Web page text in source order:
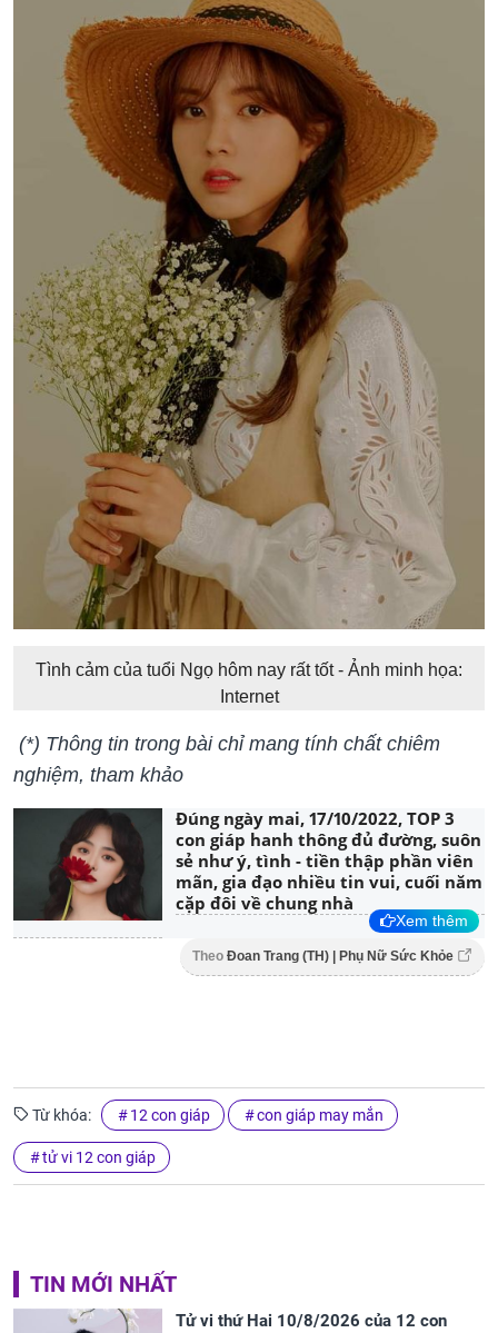
Tình cảm của tuổi Ngọ hôm nay rất tốt - Ảnh minh họa:
Internet
(*) Thông tin trong bài chỉ mang tính chất chiêm
nghiệm, tham khảo
Đúng ngày mai, 17/10/2022, TOP 3
con giáp hanh thông đủ đường, suôn
sẻ như ý, tình - tiền thập phần viên
mãn, gia đạo nhiều tin vui, cuối năm
cặp đôi về chung nhà
Xem thêm
Theo Đoan Trang (TH) | Phụ Nữ Sức Khỏe
Từ khóa: 12 con giáp con giáp may mắn
tử vi 12 con giáp
TIN MỚI NHẤT
Tử vi thứ Hai 10/8/2026 của 12 con